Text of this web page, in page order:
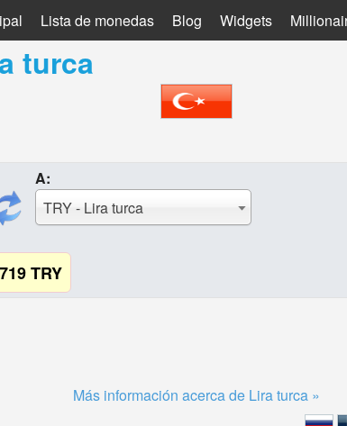
Lista de monedas Blog Widgets
turca
A:
TRY - Lira turca
TRY
Más información acerca de Lira turca »